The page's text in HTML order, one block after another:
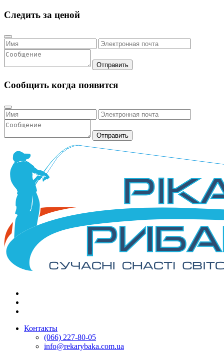
Следить за ценой
Отправить
Сообщить когда появится
Отправить
Контакты
(066) 227-80-05
info@rekarybaka.com.ua